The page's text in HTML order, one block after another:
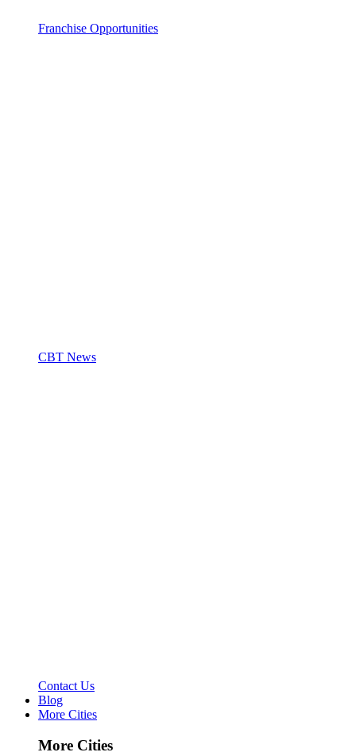
Franchise Opportunities
CBT News
Contact Us
Blog
More Cities
More Cities